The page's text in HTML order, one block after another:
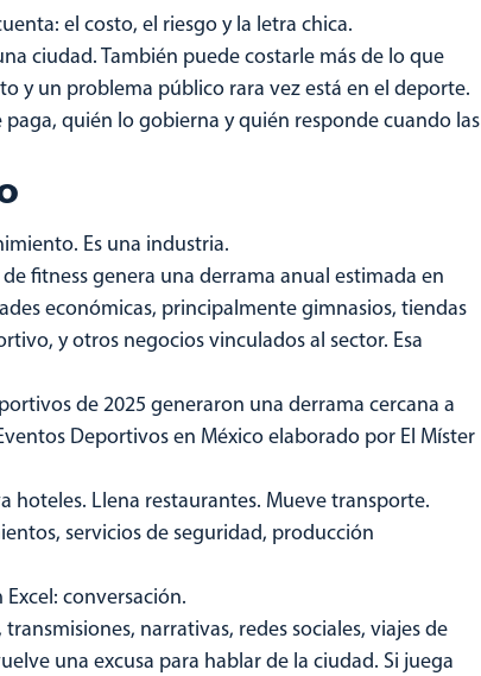
el costo, el riesgo y la letra chica.
ciudad. También puede costarle más de lo que
y un problema público rara vez está en el deporte.
quién lo gobierna y quién responde cuando las
Es una industria.
fitness genera una derrama anual estimada en
económicas, principalmente gimnasios, tiendas
y otros negocios vinculados al sector. Esa
de 2025 generaron una derrama cercana a
Deportivos en México elaborado por El Míster
hoteles. Llena restaurantes. Mueve transporte.
servicios de seguridad, producción
conversación.
narrativas, redes sociales, viajes de
una excusa para hablar de la ciudad. Si juega